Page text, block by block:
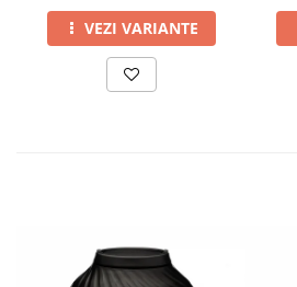
VEZI VARIANTE